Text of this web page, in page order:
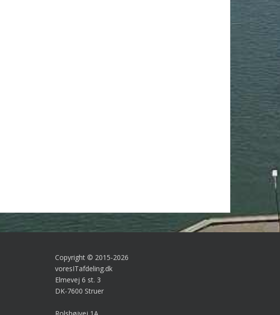
Copyright © 2015-2026
voresITafdeling.dk
Elmevej 6 st. 3
DK-7600 Struer
Rolshøjvej 1A